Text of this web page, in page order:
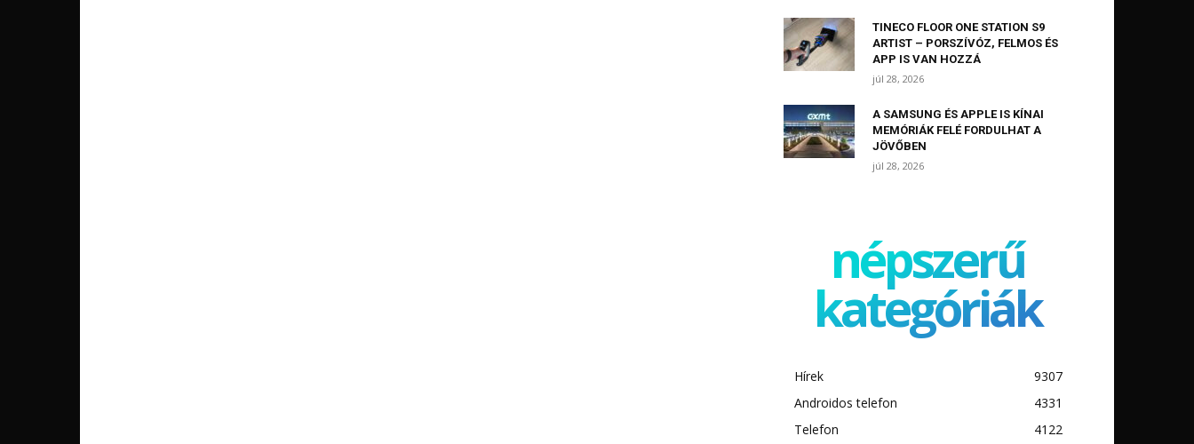
TINECO FLOOR ONE STATION S9
ARTIST – PORSZÍVÓZ, FELMOS ÉS
APP IS VAN HOZZÁ
júl 28, 2026
A SAMSUNG ÉS APPLE IS KÍNAI
MEMÓRIÁK FELÉ FORDULHAT A
JÖVŐBEN
júl 28, 2026
népszerű
kategóriák
Hírek
9307
Androidos telefon
4331
Telefon
4122